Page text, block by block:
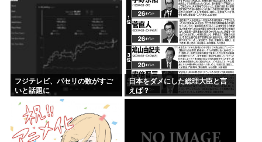
フジテレビ、パセリの数がすご
いと話題に
日本をダメにした総理大臣と言
えば？